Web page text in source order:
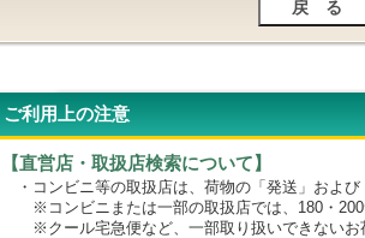
ご利用上の注意
【直営店・取扱店検索について】
・コンビニ等の取扱店は、荷物の「発送」および
※コンビニまたは一部の取扱店では、180・200
※クール宅急便など、一部取り扱いできないお